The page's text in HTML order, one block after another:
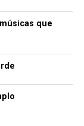
que